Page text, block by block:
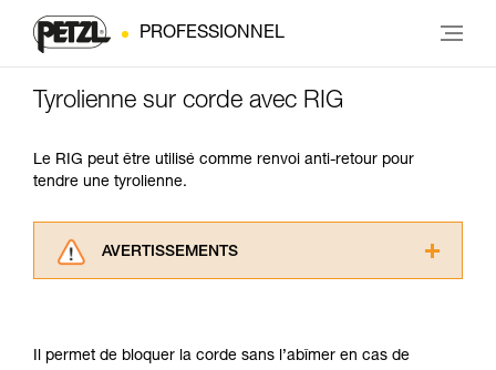
PROFESSIONNEL
Tyrolienne sur corde avec RIG
Le RIG peut être utilisé comme renvoi anti-retour pour
tendre une tyrolienne.
AVERTISSEMENTS
informations de la notice technique pour
Il permet de bloquer la corde sans l’abîmer en cas de